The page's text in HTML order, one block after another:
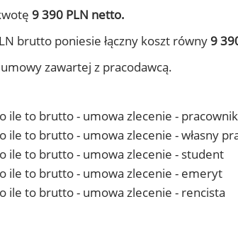
9 390 PLN netto.
brutto poniesie łączny koszt równy 9
zawartej z pracodawcą.
ile to brutto - umowa zlecenie -
ile to brutto - umowa zlecenie - własny
ile to brutto - umowa zlecenie - student
ile to brutto - umowa zlecenie - emeryt
ile to brutto - umowa zlecenie - rencista